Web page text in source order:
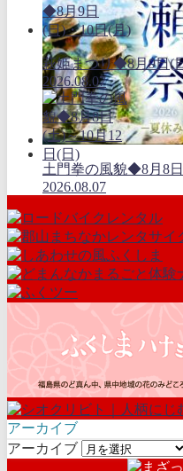
萩姫まつり◆8月9日(
2026.08.07
土門拳の風貌◆8月8
2026.08.07
アーカイブ
アーカイブ